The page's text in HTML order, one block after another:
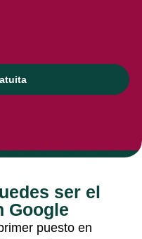
ser el
Google
puesto en